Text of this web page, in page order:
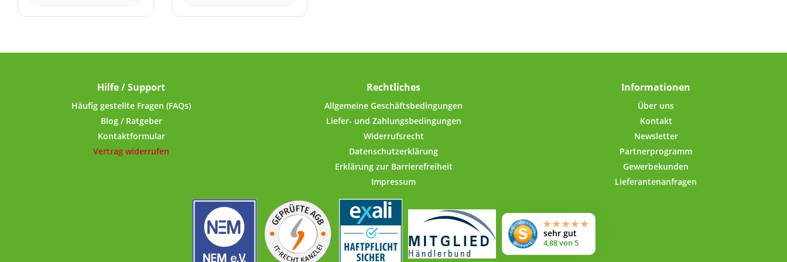
Für alle herkömmlichen
Räuchermännchen,
Räucherhäuser,
Räucherboxen usw. geeignet.
Hilfe / Support
Häufig gestellte Fragen (FAQs)
Blog / Ratgeber
Kontaktformular
Vertrag widerrufen
Rechtliches
Allgemeine Geschäftsbedingungen
Liefer- und Zahlungsbedingungen
Widerrufsrecht
Datenschutzerklärung
Erklärung zur Barrierefreiheit
Impressum
Informationen
Über uns
Kontakt
Newsletter
Partnerprogramm
Gewerbekunden
Lieferantenanfragen